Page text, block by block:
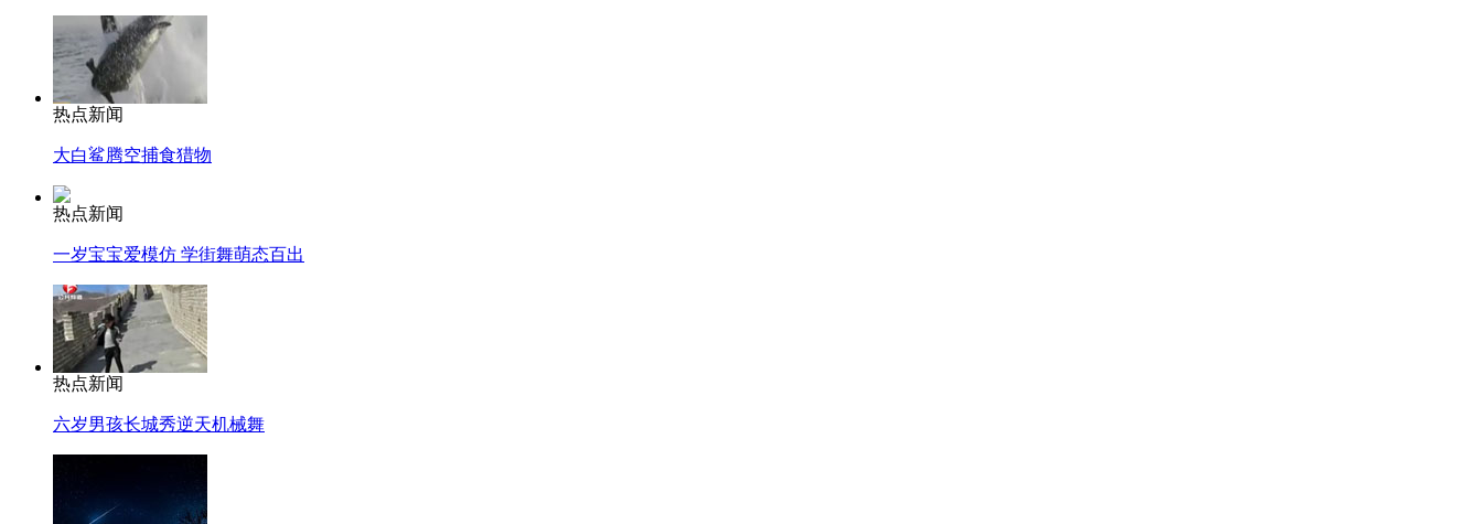
热点新闻
大白鲨腾空捕食猎物
热点新闻
一岁宝宝爱模仿 学街舞萌态百出
热点新闻
六岁男孩长城秀逆天机械舞